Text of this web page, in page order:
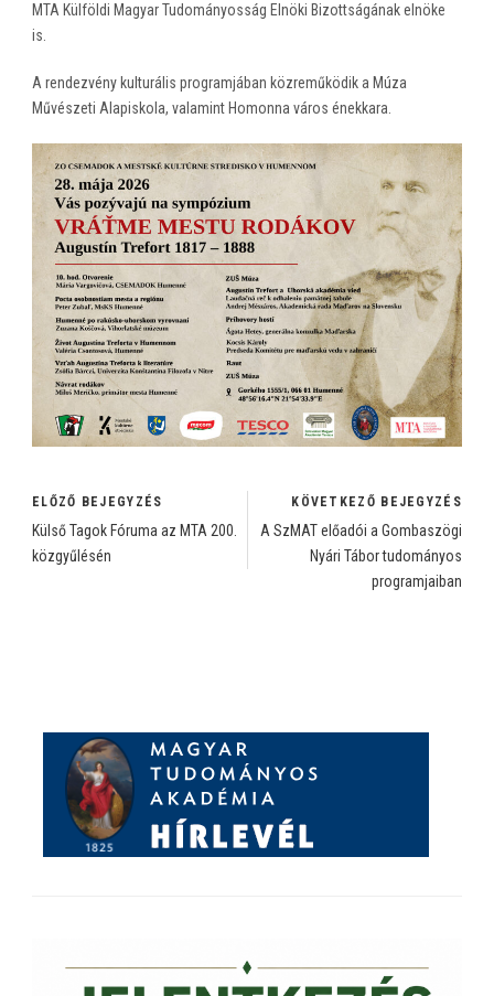
MTA Külföldi Magyar Tudományosság Elnöki Bizottságának elnöke
is.
A rendezvény kulturális programjában közreműködik a Múza
Művészeti Alapiskola, valamint Homonna város énekkara.
ELŐZŐ BEJEGYZÉS
Külső Tagok Fóruma az MTA 200.
közgyűlésén
KÖVETKEZŐ BEJEGYZÉS
A SzMAT előadói a Gombaszögi
Nyári Tábor tudományos
programjaiban